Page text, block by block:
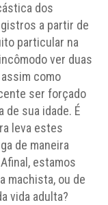
dos
a partir de
particular na
ver duas
como
ser forçado
de sua idade. É
leva estes
de maneira
estamos
machista, ou de
vida adulta?